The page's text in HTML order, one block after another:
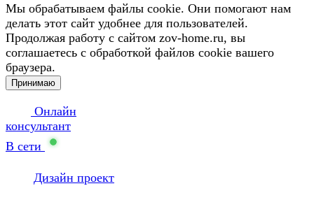
Мы обрабатываем файлы cookie. Они помогают нам
делать этот сайт удобнее для пользователей.
Продолжая работу с сайтом zov-home.ru, вы
соглашаетесь с обработкой файлов cookie вашего
браузера.
Принимаю
Онлайн
консультант
В сети
Дизайн проект